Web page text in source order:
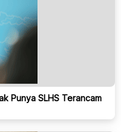
Punya SLHS Terancam